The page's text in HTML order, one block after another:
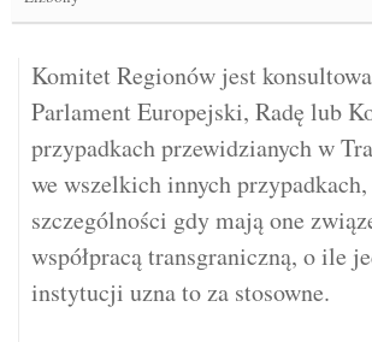
Komitet Regionów jest
Parlament Europejski, Radę lub
przypadkach przewidzianych w
we wszelkich innych
szczególności gdy mają one
współpracą transgraniczną, o ile
instytucji uzna to za stosowne.